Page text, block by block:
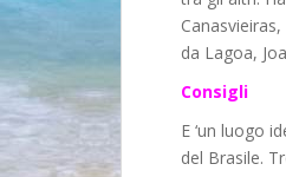
da Lagoa,
Consigli
E ‘un luogo
del Brasile.